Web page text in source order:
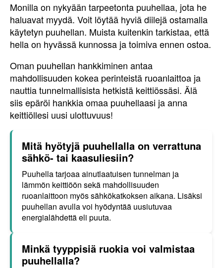
Monilla on nykyään tarpeetonta puuhellaa, jota he
haluavat myydä. Voit löytää hyviä diilejä ostamalla
käytetyn puuhellan. Muista kuitenkin tarkistaa, että
hella on hyvässä kunnossa ja toimiva ennen ostoa.
Oman puuhellan hankkiminen antaa
mahdollisuuden kokea perinteistä ruoanlaittoa ja
nauttia tunnelmallisista hetkistä keittiössäsi. Älä
siis epäröi hankkia omaa puuhellaasi ja anna
keittiöllesi uusi ulottuvuus!
Mitä hyötyjä puuhellalla on verrattuna
sähkö- tai kaasuliesiin?
Puuhella tarjoaa ainutlaatuisen tunnelman ja
lämmön keittiöön sekä mahdollisuuden
ruoanlaittoon myös sähkökatkoksen aikana. Lisäksi
puuhellan avulla voi hyödyntää uusiutuvaa
energialähdettä eli puuta.
Minkä tyyppisiä ruokia voi valmistaa
puuhellalla?